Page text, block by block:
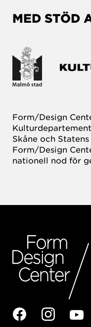
MED STÖD
Form/Design
Skåne och
Form/Design
nationell nod för